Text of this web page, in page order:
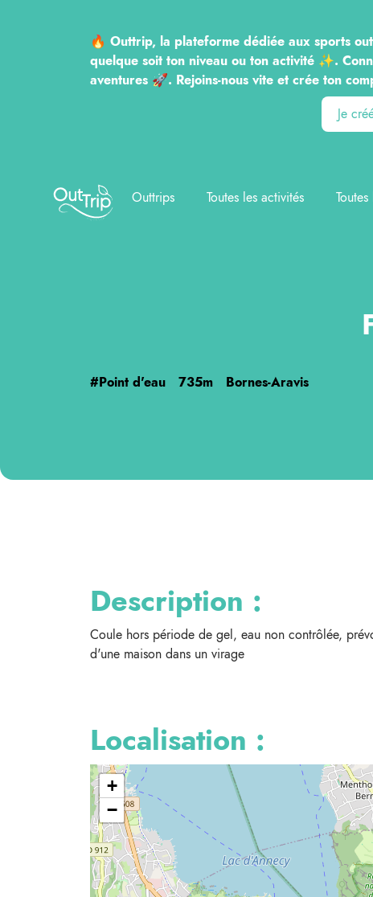
🔥 Outtrip, la plateforme dédiée aux sports
quelque soit ton niveau ou ton activité ✨.
aventures 🚀. Rejoins-nous vite et crée ton
Je
Outtrip Outtrips Toutes les activités
#Point d'eau 735m
Bornes-Aravis
Description :
Coule hors période de gel, eau non contrôlée,
d'une maison dans un virage
Localisation :
+
−